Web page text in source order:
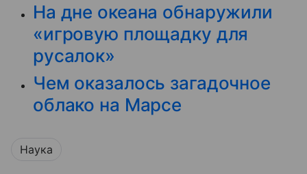
На дне океана обнаружили
«игровую площадку для
русалок»
Чем оказалось загадочное
облако на Марсе
Наука